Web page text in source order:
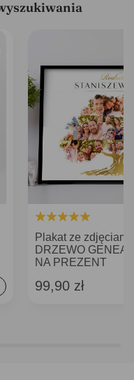
Plakat ze
DRZEWO
NA PREZENT
99,90 zł